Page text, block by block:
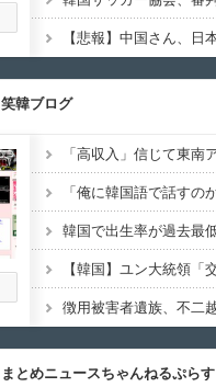
笑韓ブログ
まとめニュースちゃんねるぷらす